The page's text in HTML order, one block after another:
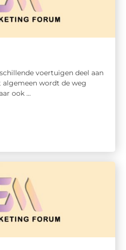
voertuigen deel aan
algemeen wordt de weg
ook ...